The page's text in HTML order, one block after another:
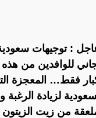
: توجيهات
للوافدين من هذه
فقط… المعجزة
لزيادة الرغبة
من زيت الزيتون